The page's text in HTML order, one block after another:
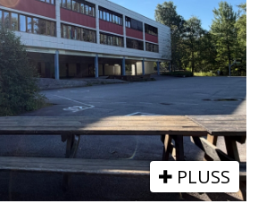
PLUSS